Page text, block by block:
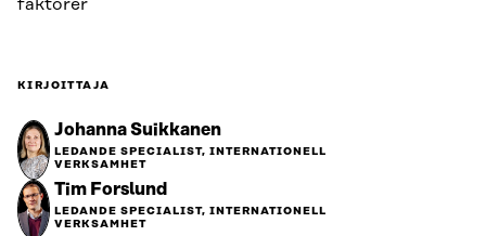
faktorer
KIRJOITTAJA
Johanna Suikkanen
LEDANDE SPECIALIST, INTERNATIONELL
VERKSAMHET
Tim Forslund
LEDANDE SPECIALIST, INTERNATIONELL
VERKSAMHET